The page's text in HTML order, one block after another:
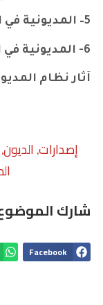
5– المديونية
6- المديونية في الشمال و الجنوب: مشهد عام
آثار نظام
إصدارات, الديون,
شارك
Facebook